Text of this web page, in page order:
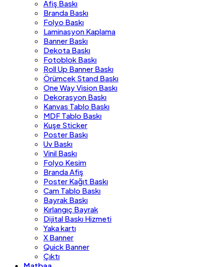
Afiş Baskı
Branda Baskı
Folyo Baskı
Laminasyon Kaplama
Banner Baskı
Dekota Baskı
Fotoblok Baskı
Roll Up Banner Baskı
Örümcek Stand Baskı
One Way Vision Baskı
Dekorasyon Baskı
Kanvas Tablo Baskı
MDF Tablo Baskı
Kuşe Sticker
Poster Baskı
Uv Baskı
Vinil Baskı
Folyo Kesim
Branda Afiş
Poster Kağıt Baskı
Cam Tablo Baskı
Bayrak Baskı
Kırlangıç Bayrak
Dijital Baskı Hizmeti
Yaka kartı
X Banner
Quick Banner
Çıktı